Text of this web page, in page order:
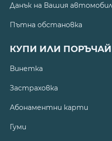
Данък на Вашия автомобил
Пътна обстановка
КУПИ ИЛИ
Винетка
Застраховка
Абонаментни карти
Гуми